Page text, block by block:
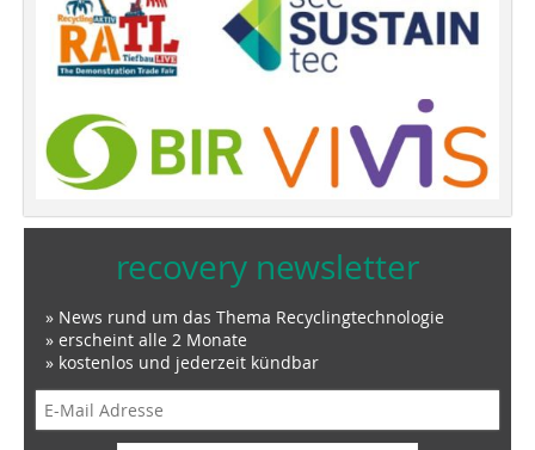
recovery newsletter
» News rund um das Thema Recyclingtechnologie
» erscheint alle 2 Monate
» kostenlos und jederzeit kündbar